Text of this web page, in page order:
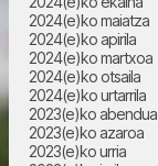
2024(e)ko maiatza
2024(e)ko apirila
2024(e)ko martxoa
2024(e)ko otsaila
2024(e)ko urtarrila
2023(e)ko abendua
2023(e)ko azaroa
2023(e)ko urria